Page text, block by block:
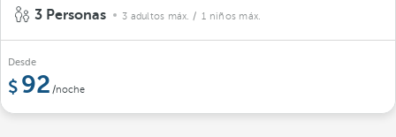
3 Personas 3 adultos máx. / 1 niños máx.
Desde
92 /noche